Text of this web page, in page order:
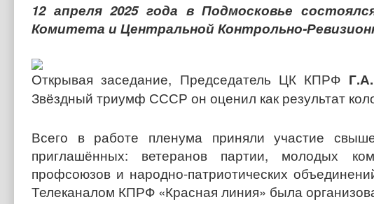
12 апреля 2025 года в Подмосковье
Комитета и Центральной Контрольно-
Открывая заседание, Председатель ЦК КПРФ
Звёздный триумф СССР он оценил как результат
Всего в работе пленума приняли участие
приглашённых: ветеранов партии, молодых
профсоюзов и народно-патриотических
Телеканалом КПРФ «Красная линия» была